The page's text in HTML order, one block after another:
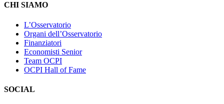
CHI SIAMO
L’Osservatorio
Organi dell’Osservatorio
Finanziatori
Economisti Senior
Team OCPI
OCPI Hall of Fame
SOCIAL